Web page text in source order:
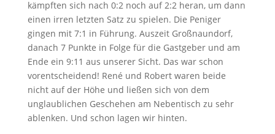
kämpften sich nach 0:2 noch auf 2:2 heran, um dann
einen irren letzten Satz zu spielen. Die Peniger
gingen mit 7:1 in Führung. Auszeit Großnaundorf,
danach 7 Punkte in Folge für die Gastgeber und am
Ende ein 9:11 aus unserer Sicht. Das war schon
vorentscheidend! René und Robert waren beide
nicht auf der Höhe und ließen sich von dem
unglaublichen Geschehen am Nebentisch zu sehr
ablenken. Und schon lagen wir hinten.